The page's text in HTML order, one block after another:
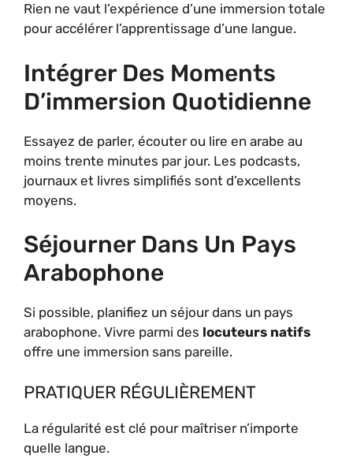
Rien ne vaut l’expérience d’une immersion totale
pour accélérer l’apprentissage d’une langue.
Intégrer Des Moments
D’immersion Quotidienne
Essayez de parler, écouter ou lire en arabe au
moins trente minutes par jour. Les podcasts,
journaux et livres simplifiés sont d’excellents
moyens.
Séjourner Dans Un Pays
Arabophone
Si possible, planifiez un séjour dans un pays
arabophone. Vivre parmi des locuteurs natifs
offre une immersion sans pareille.
PRATIQUER RÉGULIÈREMENT
La régularité est clé pour maîtriser n’importe
quelle langue.